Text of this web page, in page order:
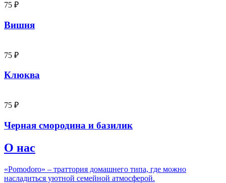
75 ₽
Вишня
75 ₽
Клюква
75 ₽
Черная смородина и базилик
О нас
«Pomodoro» – траттория домашнего типа, где можно
насладиться уютной семейной атмосферой.